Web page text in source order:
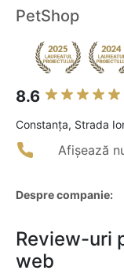
PetShop
8.6
Constanţa, Strada
Afișează
Despre companie:
Review-uri
web